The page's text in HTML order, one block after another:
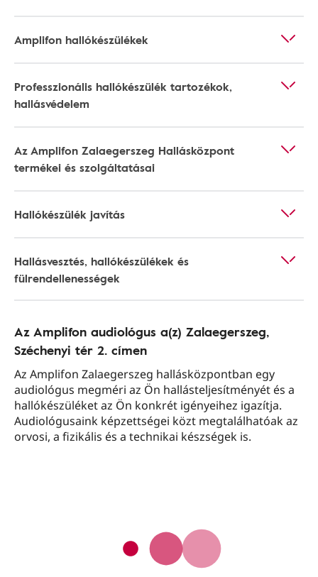
Amplifon hallókészülékek
Professzionális hallókészülék tartozékok,
hallásvédelem
Az Amplifon Zalaegerszeg Hallásközpont
termékei és szolgáltatásai
Hallókészülék javítás
Hallásvesztés, hallókészülékek és
fülrendellenességek
Az Amplifon audiológus a(z) Zalaegerszeg,
Széchenyi tér 2. címen
Az Amplifon Zalaegerszeg hallásközpontban egy
audiológus megméri az Ön hallásteljesítményét és a
hallókészüléket az Ön konkrét igényeihez igazítja.
Audiológusaink képzettségei közt megtalálhatóak az
orvosi, a fizikális és a technikai készségek is.